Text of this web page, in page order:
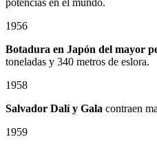
1956
Botadura en Japón del mayor
toneladas y 340 metros de eslora.
1958
Salvador Dalí y Gala contraen
1959